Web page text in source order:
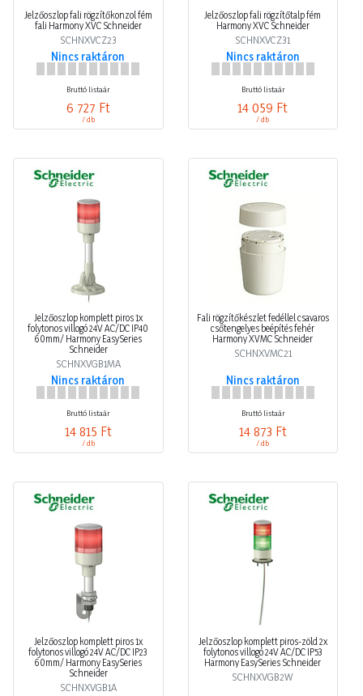
Jelzőoszlop fali rögzítőkonzol fém
fali Harmony XVC Schneider
SCHNXVCZ23
Nincs raktáron
Bruttó listaár
6 727 Ft
/ db
Jelzőoszlop fali rögzítőtalp fém
Harmony XVC Schneider
SCHNXVCZ31
Nincs raktáron
Bruttó listaár
14 059 Ft
/ db
Jelzőoszlop komplett piros 1x
folytonos villogó 24V AC/DC IP40
60mm/ Harmony EasySeries
Schneider
SCHNXVGB1MA
Nincs raktáron
Bruttó listaár
14 815 Ft
/ db
Fali rögzítőkészlet fedéllel csavaros
csőtengelyes beépítés fehér
Harmony XVMC Schneider
SCHNXVMC21
Nincs raktáron
Bruttó listaár
14 873 Ft
/ db
Jelzőoszlop komplett piros 1x
folytonos villogó 24V AC/DC IP23
60mm/ Harmony EasySeries
Schneider
SCHNXVGB1A
Jelzőoszlop komplett piros-zöld 2x
folytonos villogó 24V AC/DC IP53
Harmony EasySeries Schneider
SCHNXVGB2W